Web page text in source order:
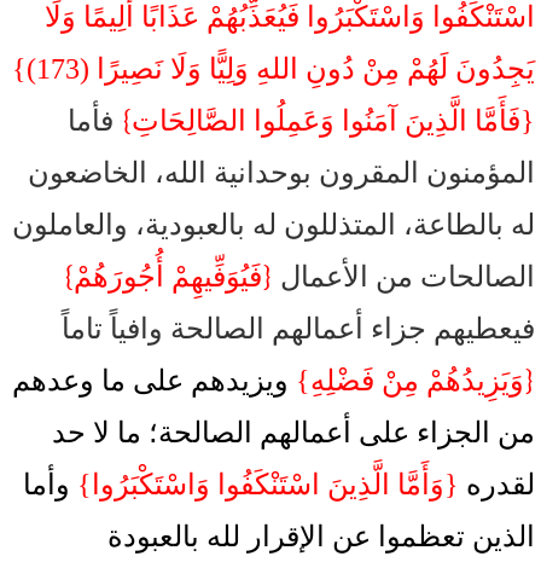
اسْتَنْكَفُوا وَاسْتَكْبَرُوا فَيُعَذِّبُهُمْ عَذَابًا أَلِيمًا وَلَا
يَجِدُونَ لَهُمْ مِنْ دُونِ اللهِ وَلِيًّا وَلَا نَصِيرًا (173)}
{فَأَمَّا الَّذِينَ آمَنُوا وَعَمِلُوا الصَّالِحَاتِ} فأما
المؤمنون المقرون بوحدانية الله، الخاضعون
له بالطاعة، المتذللون له بالعبودية، والعاملون
الصالحات من الأعمال {فَيُوَفِّيهِمْ أُجُورَهُمْ}
فيعطيهم جزاء أعمالهم الصالحة وافياً تاماً
{وَيَزِيدُهُمْ مِنْ فَضْلِهِ} ويزيدهم على ما وعدهم
من الجزاء على أعمالهم الصالحة؛ ما لا حد
لقدره {وَأَمَّا الَّذِينَ اسْتَنْكَفُوا وَاسْتَكْبَرُوا} وأما
الذين تعظموا عن الإقرار لله بالعبودة